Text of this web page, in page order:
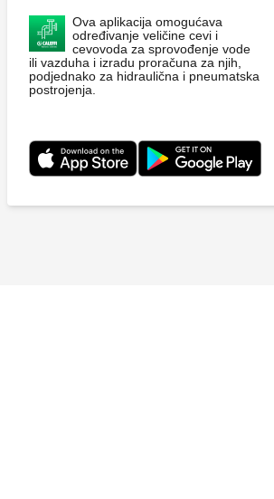
Ova aplikacija omogućava
određivanje veličine cevi i
cevovoda za sprovođenje vode
ili vazduha i izradu proračuna za njih,
podjednako za hidraulična i pneumatska
postrojenja.